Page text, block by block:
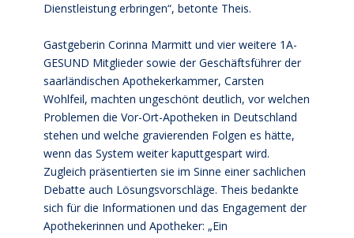
Dienstleistung erbringen“, betonte Theis.
Gastgeberin Corinna Marmitt und vier weitere 1A-
GESUND Mitglieder sowie der Geschäftsführer der
saarländischen Apothekerkammer, Carsten
Wohlfeil, machten ungeschönt deutlich, vor welchen
Problemen die Vor-Ort-Apotheken in Deutschland
stehen und welche gravierenden Folgen es hätte,
wenn das System weiter kaputtgespart wird.
Zugleich präsentierten sie im Sinne einer sachlichen
Debatte auch Lösungsvorschläge. Theis bedankte
sich für die Informationen und das Engagement der
Apothekerinnen und Apotheker: „Ein